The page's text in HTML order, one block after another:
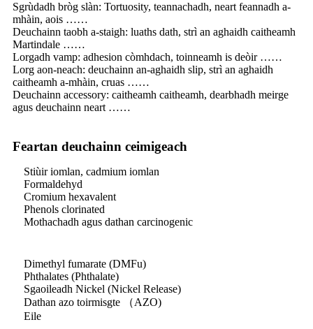
Sgrùdadh bròg slàn: Tortuosity, teannachadh, neart feannadh a-
mhàin, aois ……
Deuchainn taobh a-staigh: luaths dath, strì an aghaidh caitheamh
Martindale ……
Lorgadh vamp: adhesion còmhdach, toinneamh is deòir ……
Lorg aon-neach: deuchainn an-aghaidh slip, strì an aghaidh
caitheamh a-mhàin, cruas ……
Deuchainn accessory: caitheamh caitheamh, dearbhadh meirge
agus deuchainn neart ……
Feartan deuchainn ceimigeach
Stiùir iomlan, cadmium iomlan
Formaldehyd
Cromium hexavalent
Phenols clorinated
Mothachadh agus dathan carcinogenic
Dimethyl fumarate (DMFu)
Phthalates (Phthalate)
Sgaoileadh Nickel (Nickel Release)
Dathan azo toirmisgte （AZO)
Eile